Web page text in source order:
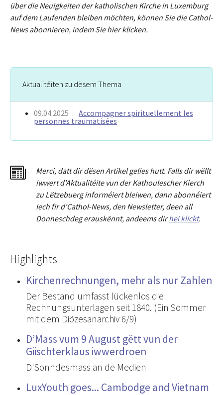
über die Neuigkeiten der katholischen Kirche in Luxemburg
auf dem Laufenden bleiben möchten, können Sie die Cathol-
News abonnieren, indem Sie hier klicken.
Aktualitéiten zu dësem Thema
09.04.2025
Accompagner spirituellement les
personnes traumatisées
Merci, dattdir dësen Artikel gelies hutt. Falls dir wëllt
iwwert d'Aktualitéite vun der Kathoulescher Kierch
zu Lëtzebuerg informéiert bleiwen, dann abonnéiert
Iech fir d'Cathol-News, den Newsletter, deen all
Donneschdeg erauskënnt, andeems dirhei klickt.
Highlights
Kirchenrechnungen, mehr als nur Zahlen
Der Bestand umfasst lückenlos die
Rechnungsunterlagen seit 1840. (Ein Sommer
mit dem Diözesanarchiv 6/9)
D’Mass vum 9 August gëtt vun der
Giischterklaus iwwerdroen
D'Sonndesmass an de Medien
LuxYouth goes... Cambodge and Vietnam